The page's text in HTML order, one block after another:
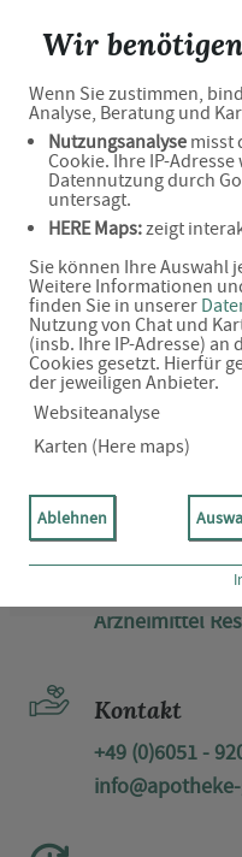
Wir
Wenn Sie zustimmen,
Analyse, Beratung und
Nutzungsanalyse misst
Cookie. Ihre IP-
Datennutzung durch
untersagt.
HERE Maps:zeigt
Sie können Ihre Auswahl
Weitere Informationen
finden Sie in unserer
Nutzung von Chat und
(insb. Ihre IP-Adresse)
Cookies gesetzt. Hierfür
der jeweiligen Anbieter.
Websiteanalyse
Karten (Here maps)
Ablehnen
Falken-
Willkommen
Adresse
Industriestr. 5
63584 Gründau
Reservierung
Arzneimittel
Kontakt
+49 (0)6051 -